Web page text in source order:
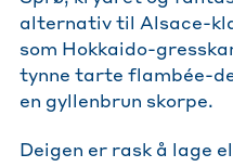
alternativ til Alsace-
som Hokkaido-
tynne tarte flambée-
en gyllenbrun skorpe.
Deigen er rask å lage